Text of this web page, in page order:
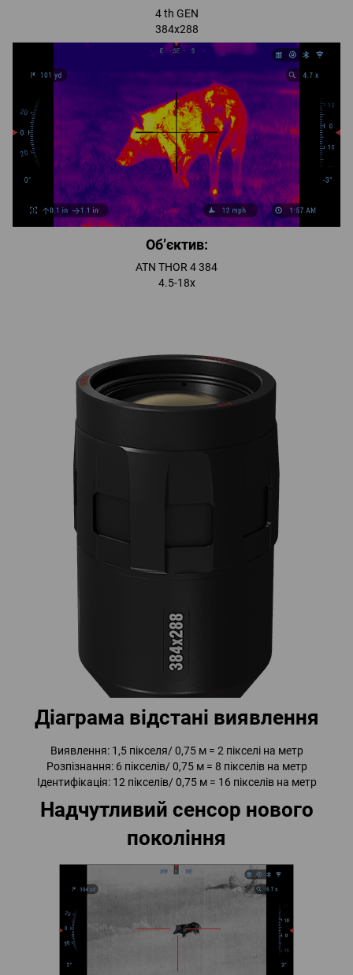
4 th GEN
384x288
Об’єктив:
ATN THOR 4 384
4.5-18x
Діаграма відстані виявлення
Виявлення: 1,5 пікселя/ 0,75 м = 2 пікселі на метр
Розпізнання: 6 пікселів/ 0,75 м = 8 пікселів на метр
Ідентифікація: 12 пікселів/ 0,75 м = 16 пікселів на метр
Надчутливий сенсор нового
покоління